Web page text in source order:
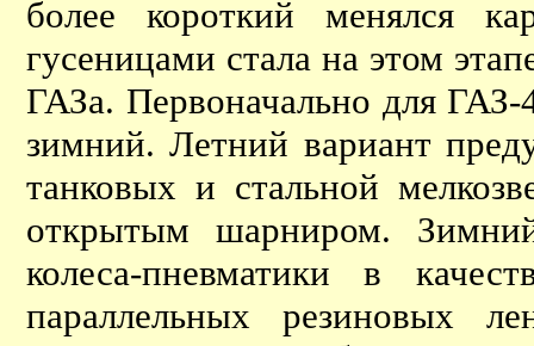
более короткий менялся
гусеницами стала на этом
ГАЗа. Первоначально для ГАЗ-
зимний. Летний вариант
танковых и стальной
открытым шарниром.
колеса-пневматики в
параллельных резиновых